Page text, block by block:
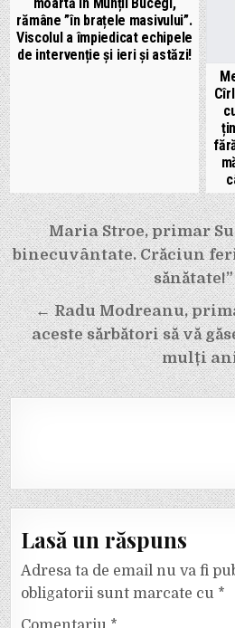
rămâne ”în brațele masivului”.
Viscolul a împiedicat echipele
de intervenție și ieri și astăzi!
Navigare
în
articole
Maria Stroe, primar
binecuvântate. Crăciun
← Radu Modreanu,
aceste sărbători să vă
mulți
Lasă un răspuns
Adresa ta de email nu va fi
obligatorii sunt marcate cu *